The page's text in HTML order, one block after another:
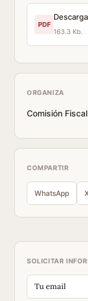
PDF
163.3 Kb.
ORGANIZA
Comisión
COMPARTIR
WhatsApp
SOLICITAR